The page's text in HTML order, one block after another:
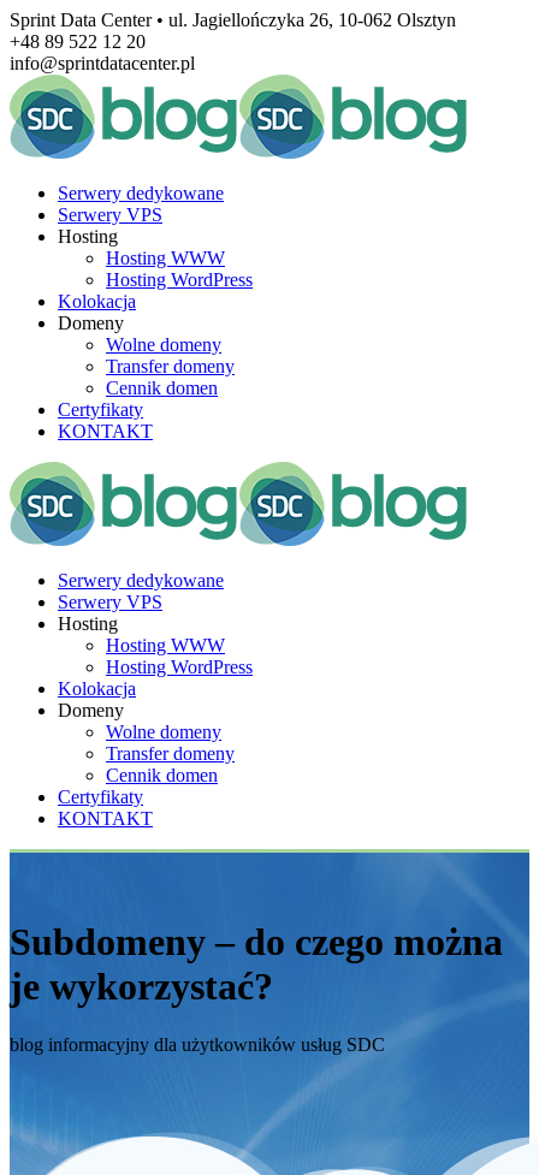
Sprint Data Center • ul. Jagiellończyka 26, 10-062 Olsztyn
+48 89 522 12 20
info@sprintdatacenter.pl
Serwery dedykowane
Serwery VPS
Hosting
Hosting WWW
Hosting WordPress
Kolokacja
Domeny
Wolne domeny
Transfer domeny
Cennik domen
Certyfikaty
KONTAKT
Serwery dedykowane
Serwery VPS
Hosting
Hosting WWW
Hosting WordPress
Kolokacja
Domeny
Wolne domeny
Transfer domeny
Cennik domen
Certyfikaty
KONTAKT
Subdomeny – do czego można
je wykorzystać?
blog informacyjny dla użytkowników usług SDC